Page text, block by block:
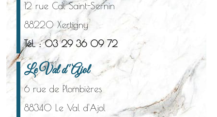
12 rue Cdt Saint-Sernin
88220 Xertigny
Tél. : 03 29 36 09 72
Le Val d'Ajol
6 rue de Plombières
88340 Le Val d'Ajol